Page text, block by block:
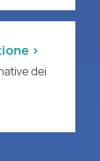
>
dei